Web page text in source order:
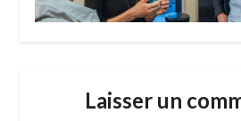
Laisser un